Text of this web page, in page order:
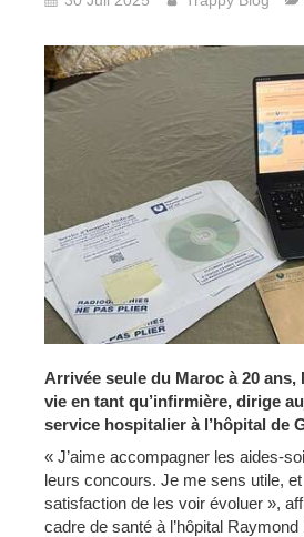
Arrivée seule du Maroc à 20 ans,
vie en tant qu’infirmière, dirige
service hospitalier à l’hôpital de
« J’aime accompagner les aides-
leurs concours. Je me sens utile, et
satisfaction de les voir évoluer »,
cadre de santé à l’hôpital